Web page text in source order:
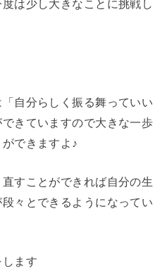
は少し大きなことに挑戦し
自分らしく振る舞っていい
きていますので大きな一歩
できますよ♪
すことができれば自分の生
々とできるようになってい
ます